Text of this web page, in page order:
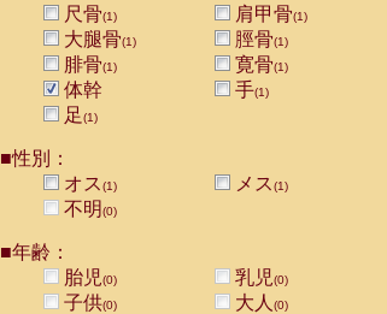
尺骨(1) 肩甲骨(1)
大腿骨(1) 脛骨(1)
腓骨(1) 寛骨(1)
体幹 手(1)
足(1)
■性別：
オス(1) メス(1)
不明(0)
■年齢：
胎児(0) 乳児(0)
子供(0) 大人 (0)